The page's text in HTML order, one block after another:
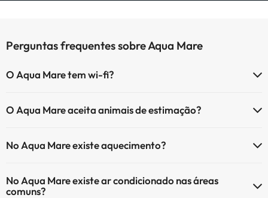
Perguntas frequentes sobre Aqua Mare
O Aqua Mare tem wi-fi?
O Aqua Mare aceita animais de estimação?
No Aqua Mare existe aquecimento?
No Aqua Mare existe ar condicionado nas áreas
comuns?